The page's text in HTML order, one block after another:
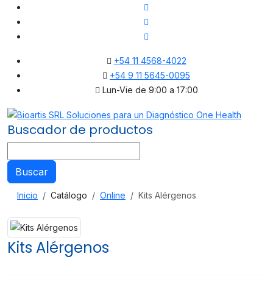
+54 11 4568-4022
+54 9 11 5645-0095
Lun-Vie de 9:00 a 17:00
Buscador de productos
Buscar
Inicio Catálogo Online Kits Alérgenos
Kits Alérgenos